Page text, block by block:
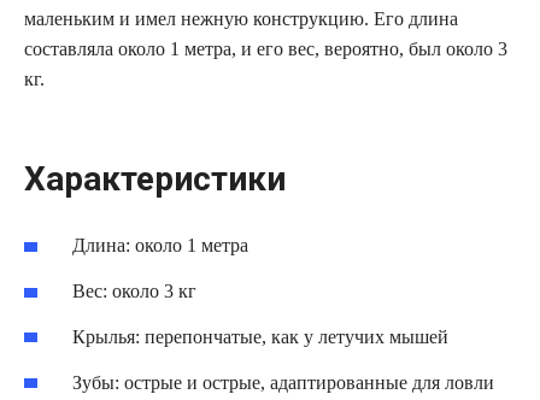
маленьким и имел нежную конструкцию. Его длина
составляла около 1 метра, и его вес, вероятно, был около 3
кг.
Характеристики
Длина: около 1 метра
Вес: около 3 кг
Крылья: перепончатые, как у летучих мышей
Зубы: острые и острые, адаптированные для ловли